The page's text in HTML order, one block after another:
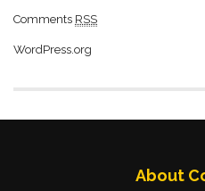
Comments RSS
WordPress.org
About